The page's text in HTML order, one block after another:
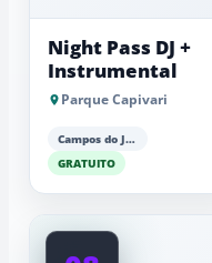
Night Pass DJ +
Instrumental
Parque Capivari
Campos do Jordão
GRATUITO